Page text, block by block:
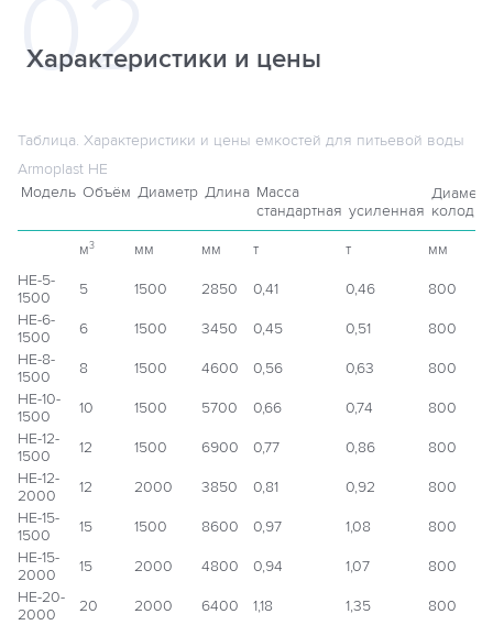
Характеристики и цены
Таблица. Характеристики и цены емкостей для питьевой воды
Armoplast НЕ
Модель Объём Диаметр Длина Масса
Диаметр
стандартная усиленная колодца
м3 мм мм т т
мм
НЕ-5-
1500
5 1500 2850 0,41 0,46
800
НЕ-6-
1500
6 1500 3450 0,45 0,51
800
НЕ-8-
1500
8 1500 4600 0,56 0,63
800
НЕ-10-
1500
10 1500 5700 0,66 0,74
800
НЕ-12-
1500
12 1500 6900 0,77 0,86
800
НЕ-12-
2000
12 2000 3850 0,81 0,92
800
НЕ-15-
1500
15 1500 8600 0,97 1,08
800
НЕ-15-
2000
15 2000 4800 0,94 1,07
800
НЕ-20-
2000
20 2000 6400 1,18 1,35
800